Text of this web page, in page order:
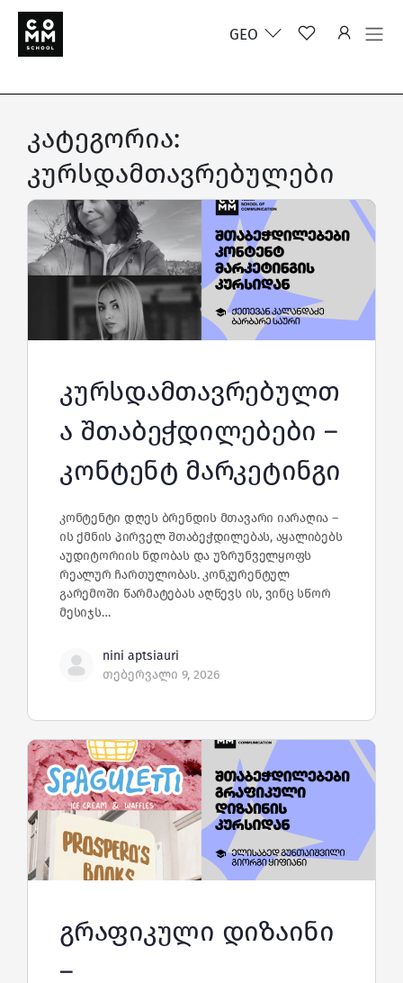
GEO
კატეგორია:
კურსდამთავრებულები
კურსდამთავრებულთ
ა შთაბეჭდილებები –
კონტენტ მარკეტინგი
კონტენტი დღეს ბრენდის მთავარი იარაღია –
ის ქმნის პირველ შთაბეჭდილებას, აყალიბებს
აუდიტორიის ნდობას და უზრუნველყოფს
რეალურ ჩართულობას. კონკურენტულ
გარემოში წარმატებას აღწევს ის, ვინც სწორ
მესიჯს…
nini aptsiauri
თებერვალი 9, 2026
გრაფიკული დიზაინი
–